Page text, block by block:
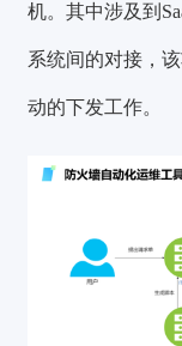
机。其中涉及到
系统间的对接，
动的下发工作。